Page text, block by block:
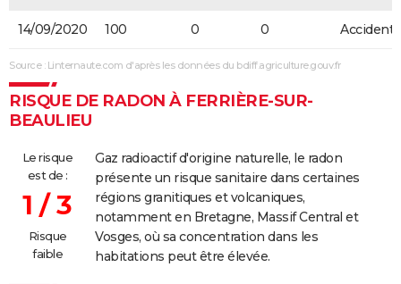
14/09/2020 100 0 0
Source : Linternaute.com d'après les données du bdiff.agriculture.gouv.fr
RISQUE DE RADON À FERRIÈRE-SUR-
BEAULIEU
Le risque
est de :
1 / 3
Risque
faible
Gaz radioactif d'origine naturelle, le radon
présente un risque sanitaire dans certaines
régions granitiques et volcaniques,
notamment en Bretagne, Massif Central et
Vosges, où sa concentration dans les
habitations peut être élevée.